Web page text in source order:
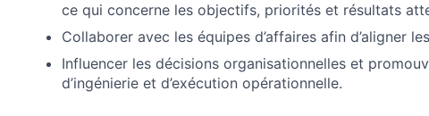
ce qui concerne les objectifs, priorités et résultats
Collaborer avec les équipes d’affaires afin d’aligner
Influencer les décisions organisationnelles et
d’ingénierie et d’exécution opérationnelle.